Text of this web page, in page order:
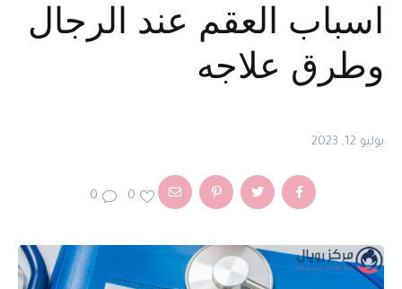
اسباب العقم عند الرجال
وطرق علاجه
يوليو 12, 2023
0
0